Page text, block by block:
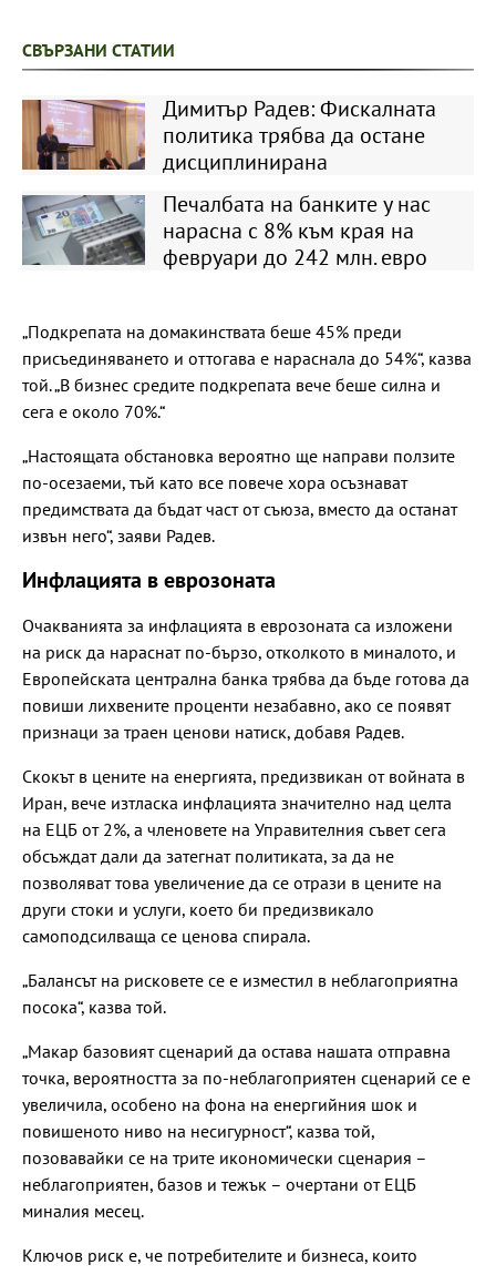
СВЪРЗАНИ СТАТИИ
Димитър Радев: Фискалната
политика трябва да остане
дисциплинирана
Печалбата на банките у нас
нарасна с 8% към края на
февруари до 242 млн. евро
„Подкрепата на домакинствата беше 45% преди
присъединяването и оттогава е нараснала до 54%“, казва
той. „В бизнес средите подкрепата вече беше силна и
сега е около 70%.“
„Настоящата обстановка вероятно ще направи ползите
по-осезаеми, тъй като все повече хора осъзнават
предимствата да бъдат част от съюза, вместо да останат
извън него“, заяви Радев.
Инфлацията в еврозоната
Очакванията за инфлацията в еврозоната са изложени
на риск да нараснат по-бързо, отколкото в миналото, и
Европейската централна банка трябва да бъде готова да
повиши лихвените проценти незабавно, ако се появят
признаци за траен ценови натиск, добавя Радев.
Скокът в цените на енергията, предизвикан от войната в
Иран, вече изтласка инфлацията значително над целта
на ЕЦБ от 2%, а членовете на Управителния съвет сега
обсъждат дали да затегнат политиката, за да не
позволяват това увеличение да се отрази в цените на
други стоки и услуги, което би предизвикало
самоподсилваща се ценова спирала.
„Балансът на рисковете се е изместил в неблагоприятна
посока“, казва той.
„Макар базовият сценарий да остава нашата отправна
точка, вероятността за по-неблагоприятен сценарий се е
увеличила, особено на фона на енергийния шок и
повишеното ниво на несигурност“, казва той,
позовавайки се на трите икономически сценария –
неблагоприятен, базов и тежък – очертани от ЕЦБ
миналия месец.
Ключов риск е, че потребителите и бизнеса, които